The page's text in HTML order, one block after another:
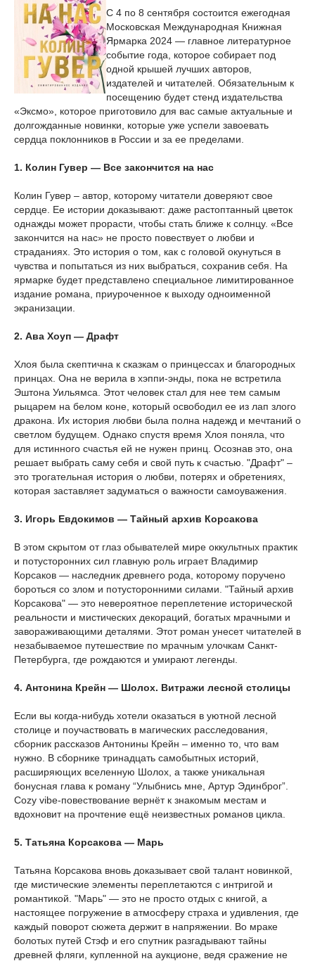
С 4 по 8 сентября состоится ежегодная
Московская Международная Книжная
Ярмарка 2024 — главное литературное
событие года, которое собирает под
одной крышей лучших авторов,
издателей и читателей. Обязательным к
посещению будет стенд издательства
«Эксмо», которое приготовило для вас самые актуальные и
долгожданные новинки, которые уже успели завоевать
сердца поклонников в России и за ее пределами.
1. Колин Гувер — Все закончится на нас
Колин Гувер – автор, которому читатели доверяют свое
сердце. Ее истории доказывают: даже растоптанный цветок
однажды может прорасти, чтобы стать ближе к солнцу. «Все
закончится на нас» не просто повествует о любви и
страданиях. Это история о том, как с головой окунуться в
чувства и попытаться из них выбраться, сохранив себя. На
ярмарке будет представлено специальное лимитированное
издание романа, приуроченное к выходу одноименной
экранизации.
2. Ава Хоуп — Драфт
Хлоя была скептична к сказкам о принцессах и благородных
принцах. Она не верила в хэппи-энды, пока не встретила
Эштона Уильямса. Этот человек стал для нее тем самым
рыцарем на белом коне, который освободил ее из лап злого
дракона. Их история любви была полна надежд и мечтаний о
светлом будущем. Однако спустя время Хлоя поняла, что
для истинного счастья ей не нужен принц. Осознав это, она
решает выбрать саму себя и свой путь к счастью. "Драфт" –
это трогательная история о любви, потерях и обретениях,
которая заставляет задуматься о важности самоуважения.
3. Игорь Евдокимов — Тайный архив Корсакова
В этом скрытом от глаз обывателей мире оккультных практик
и потусторонних сил главную роль играет Владимир
Корсаков — наследник древнего рода, которому поручено
бороться со злом и потусторонними силами. "Тайный архив
Корсакова" — это невероятное переплетение исторической
реальности и мистических декораций, богатых мрачными и
завораживающими деталями. Этот роман унесет читателей в
незабываемое путешествие по мрачным улочкам Санкт-
Петербурга, где рождаются и умирают легенды.
4. Антонина Крейн — Шолох. Витражи лесной столицы
Если вы когда-нибудь хотели оказаться в уютной лесной
столице и поучаствовать в магических расследования,
сборник рассказов Антонины Крейн – именно то, что вам
нужно. В сборнике тринадцать самобытных историй,
расширяющих вселенную Шолох, а также уникальная
бонусная глава к роману “Улыбнись мне, Артур Эдинброг”.
Cozy vibe-повествование вернёт к знакомым местам и
вдохновит на прочтение ещё неизвестных романов цикла.
5. Татьяна Корсакова — Марь
Татьяна Корсакова вновь доказывает свой талант новинкой,
где мистические элементы переплетаются с интригой и
романтикой. "Марь" — это не просто отдых с книгой, а
настоящее погружение в атмосферу страха и удивления, где
каждый поворот сюжета держит в напряжении. Во мраке
болотых путей Стэф и его спутник разгадывают тайны
древней фляги, купленной на аукционе, ведя сражение не